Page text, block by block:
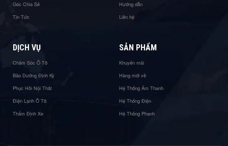
Góc Chia Sẻ
Tin Tức
Hướng dẫn
Liên hệ
DỊCH VỤ
Chăm Sóc Ô Tô
Bảo Dưỡng Định Kỳ
Phục Hồi Nội Thất
Điện Lạnh Ô Tô
Thẩm Định Xe
SẢN PHẨM
Khuyến mãi
Hàng mới về
Hệ Thống Âm Thanh
Hệ Thống Điện
Hệ Thống Phanh